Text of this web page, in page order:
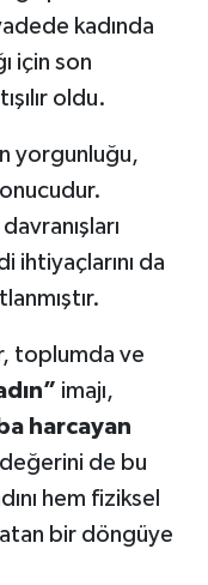
kadında
için son
oldu.
yorgunluğu,
ihtiyaçlarını da
toplumda ve
imajı,
harcayan
değerini de bu
hem fiziksel
bir döngüye